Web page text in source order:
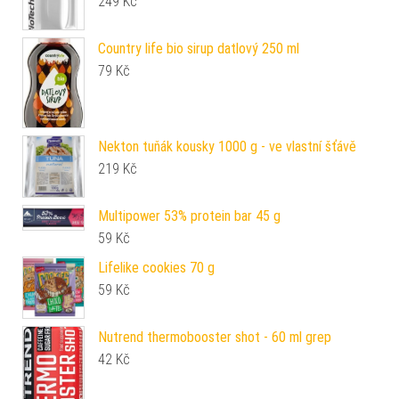
Country life bio sirup datlový 250 ml
79 Kč
Nekton tuňák kousky 1000 g - ve vlastní šťávě
219 Kč
Multipower 53% protein bar 45 g
59 Kč
Lifelike cookies 70 g
59 Kč
Nutrend thermobooster shot - 60 ml grep
42 Kč